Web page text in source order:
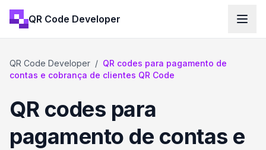
QR Code Developer
QR Code Developer / QR codes para pagamento de
contas e cobrança de clientes QR Code
QR codes para
pagamento de contas e